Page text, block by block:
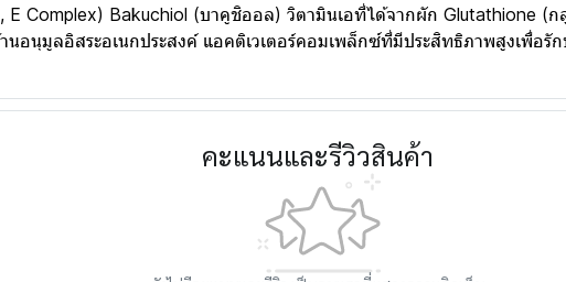
Complex) Bakuchiol (บาคูชิออล) วิตามินเอที่ได้จากผัก Glutathione (ก
อนุมูลอิสระอเนกประสงค์ แอคติเวเตอร์คอมเพล็กซ์ที่มีประสิทธิภาพสูงเพื่อรั
คะแนนและรีวิวสินค้า